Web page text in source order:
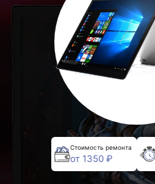
Стоимость ремонта
от 1350 ₽